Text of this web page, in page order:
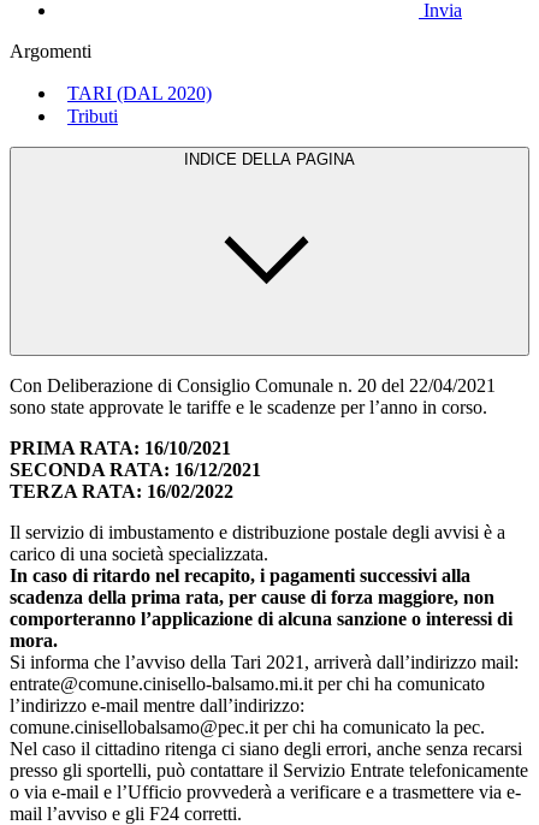
Invia
Argomenti
TARI (DAL 2020)
Tributi
INDICE DELLA PAGINA
Con Deliberazione di Consiglio Comunale n. 20 del 22/04/2021
sono state approvate le tariffe e le scadenze per l’anno in corso.
PRIMA RATA: 16/10/2021
SECONDA RATA: 16/12/2021
TERZA RATA: 16/02/2022
Il servizio di imbustamento e distribuzione postale degli avvisi è a
carico di una società specializzata.
In caso di ritardo nel recapito, i pagamenti successivi alla
scadenza della prima rata, per cause di forza maggiore, non
comporteranno l’applicazione di alcuna sanzione o interessi di
mora.
Si informa che l’avviso della Tari 2021, arriverà dall’indirizzo mail:
entrate@comune.cinisello-balsamo.mi.it per chi ha comunicato
l’indirizzo e-mail mentre dall’indirizzo:
comune.cinisellobalsamo@pec.it per chi ha comunicato la pec.
Nel caso il cittadino ritenga ci siano degli errori, anche senza recarsi
presso gli sportelli, può contattare il Servizio Entrate telefonicamente
o via e-mail e l’Ufficio provvederà a verificare e a trasmettere via e-
mail l’avviso e gli F24 corretti.